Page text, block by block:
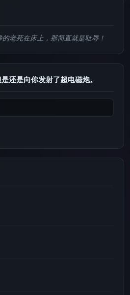
老死在床上，那简直就是耻辱！
还是向你发射了超电磁炮。